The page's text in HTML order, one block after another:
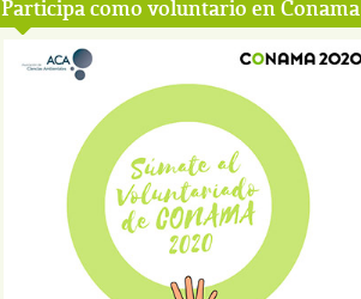
Participa como voluntario en Conama